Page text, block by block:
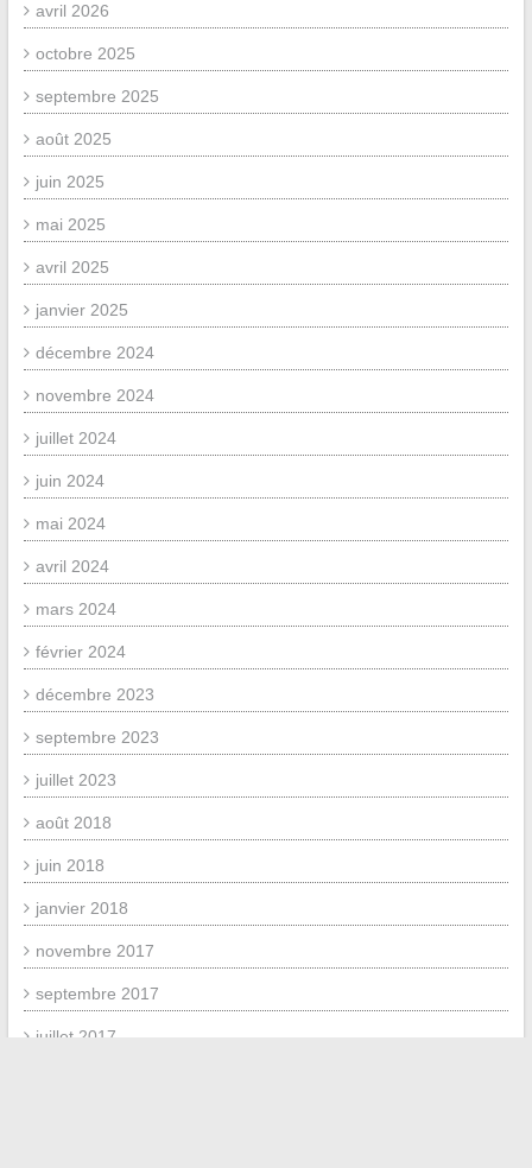
avril 2026
octobre 2025
septembre 2025
août 2025
juin 2025
mai 2025
avril 2025
janvier 2025
décembre 2024
novembre 2024
juillet 2024
juin 2024
mai 2024
avril 2024
mars 2024
février 2024
décembre 2023
septembre 2023
juillet 2023
août 2018
juin 2018
janvier 2018
novembre 2017
septembre 2017
juillet 2017